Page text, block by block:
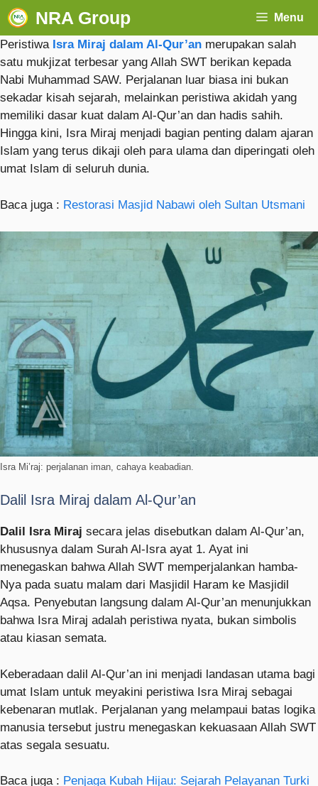
NRA Group Menu
Peristiwa Isra Miraj dalam Al-Qur’an merupakan salah
satu mukjizat terbesar yang Allah SWT berikan kepada
Nabi Muhammad SAW. Perjalanan luar biasa ini bukan
sekadar kisah sejarah, melainkan peristiwa akidah yang
memiliki dasar kuat dalam Al-Qur’an dan hadis sahih.
Hingga kini, Isra Miraj menjadi bagian penting dalam ajaran
Islam yang terus dikaji oleh para ulama dan diperingati oleh
umat Islam di seluruh dunia.
Baca juga : Restorasi Masjid Nabawi oleh Sultan Utsmani
Isra Mi’raj: perjalanan iman, cahaya keabadian.
Dalil Isra Miraj dalam Al-Qur’an
Dalil Isra Miraj secara jelas disebutkan dalam Al-Qur’an,
khususnya dalam Surah Al-Isra ayat 1. Ayat ini
menegaskan bahwa Allah SWT memperjalankan hamba-
Nya pada suatu malam dari Masjidil Haram ke Masjidil
Aqsa. Penyebutan langsung dalam Al-Qur’an menunjukkan
bahwa Isra Miraj adalah peristiwa nyata, bukan simbolis
atau kiasan semata.
Keberadaan dalil Al-Qur’an ini menjadi landasan utama bagi
umat Islam untuk meyakini peristiwa Isra Miraj sebagai
kebenaran mutlak. Perjalanan yang melampaui batas logika
manusia tersebut justru menegaskan kekuasaan Allah SWT
atas segala sesuatu.
Baca juga : Penjaga Kubah Hijau: Sejarah Pelayanan Turki